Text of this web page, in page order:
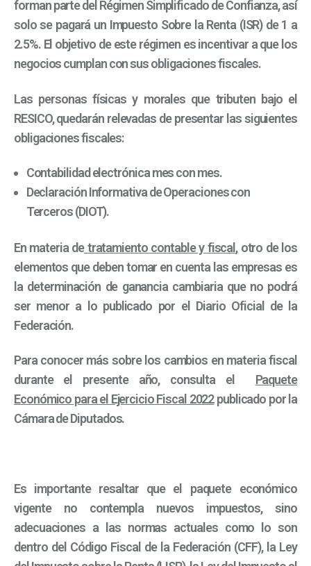
forman parte del Régimen Simplificado de Confianza, así
solo se pagará un Impuesto Sobre la Renta (ISR) de 1 a
2.5%. El objetivo de este régimen es incentivar a que los
negocios cumplan con sus obligaciones fiscales.
Las personas físicas y morales que tributen bajo el
RESICO, quedarán relevadas de presentar las siguientes
obligaciones fiscales:
Contabilidad electrónica mes con mes.
Declaración Informativa de Operaciones con
Terceros (DIOT).
En materia detratamiento contable y fiscal , otro de los
elementos que deben tomar en cuenta las empresas es
la determinación de ganancia cambiaria que no podrá
ser menor a lo publicado por el Diario Oficial de la
Federación.
Para conocer más sobre los cambios en materia fiscal
durante el presente año, consulta el Paquete
Económico para el Ejercicio Fiscal 2022publicado por la
Cámara de Diputados.
Es importante resaltar que el paquete económico
vigente no contempla nuevos impuestos, sino
adecuaciones a las normas actuales como lo son
dentro del Código Fiscal de la Federación (CFF), la Ley